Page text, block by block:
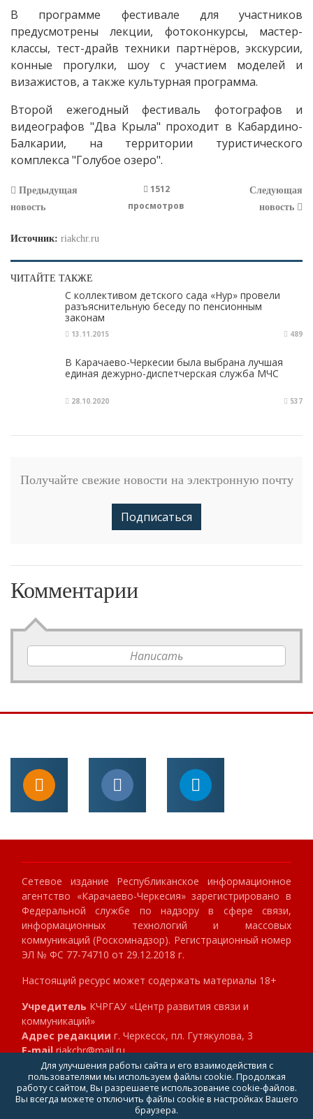
В программе фестивале для участников
предусмотрены лекции, фотоконкурсы, мастер-
классы, тест-драйв техники партнёров, экскурсии,
конные прогулки, шоу с участием моделей и
визажистов, а также культурная программа.
Второй ежегодный фестиваль фотографов и
видеографов "Два Крыла" проходит в Кабардино-
Балкарии, на территории туристического
комплекса "Голубое озеро".
Предыдущая
новость
1512
просмотров
Следующая
новость
Источник: riakchr.ru
ЧИТАЙТЕ ТАКЖЕ
С коллективом детского сада «Нур» провели
разъяснительную беседу по пенсионным
законам
13.11.2015 489
В Карачаево-Черкесии была выбрана лучшая
единая дежурно-диспетчерская служба МЧС
28.10.2020 537
Получайте свежие новости на электронную почту
Подписаться
Комментарии
Написать
Сетевое издание Республиканское информационное
агентство «Карачаево-Черкесия» зарегистрировано в
Федеральной службе по надзору в сфере связи,
информационных технологий и массовых
коммуникаций (Роскомнадзор). Регистрационный номер
ЭЛ № ФС 77-74710 от 29.12.2018 г.
Настоящий ресурс может содержать материалы 18+
Учредитель КЧРГАУ «Центр развития связи и
коммуникаций»
Адрес редакции г. Черкесск, пл. Гутякулова, 3
E-mailriakchr@mail.ru
Телефон8 (8782) 23-89-40
Главный редакторКлокова Мария Алексеевна
Для улучшения работы сайта и его взаимодействия с
пользователями мы используем файлы cookie. Продолжая
работу с сайтом, Вы разрешаете использование cookie-файлов.
Вы всегда можете отключить файлы cookie в настройках Вашего
браузера.